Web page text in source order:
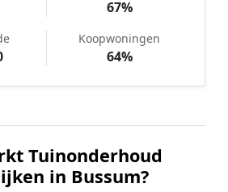
67%
Koopwoningen
64%
Tuinonderhoud
in Bussum?